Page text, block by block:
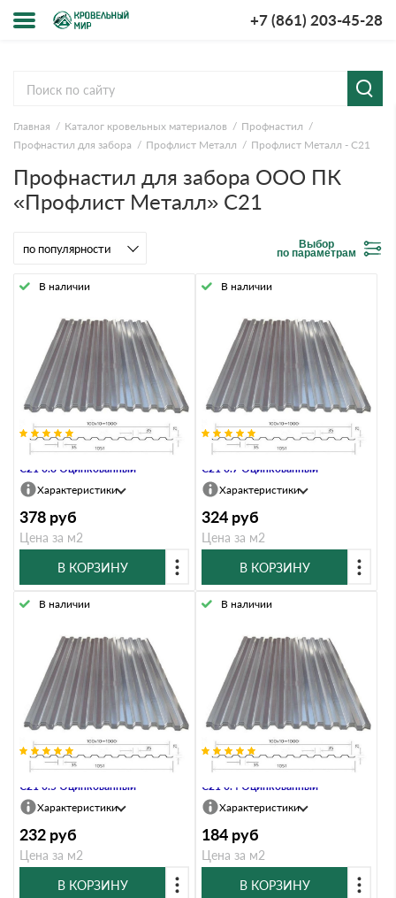
+7 (861) 203-45-28
компании
и оплата
ответы
Главная Каталог кровельных материалов
Профнастил
Профнастил для забора
Профлист Металл Профлист Металл - С21
Профнастил для забора ООО ПК
«Профлист Металл» С21
Выбор
по параметрам
Профнастил Профлист-Металл
C21 0.8 Оцинкованный
В наличии
Характеристики
378 руб
Цена за м2
В КОРЗИНУ
Профнастил Профлист-Металл
C21 0.7 Оцинкованный
В наличии
Характеристики
324 руб
Цена за м2
В КОРЗИНУ
Профнастил Профлист-Металл
C21 0.5 Оцинкованный
В наличии
Характеристики
232 руб
Цена за м2
В КОРЗИНУ
Профнастил Профлист-Металл
C21 0.4 Оцинкованный
В наличии
Характеристики
184 руб
Цена за м2
В КОРЗИНУ